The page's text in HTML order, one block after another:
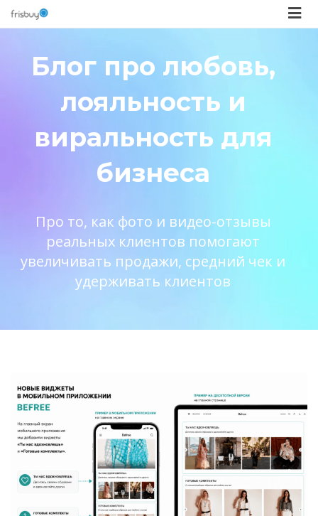
Блог про любовь,
лояльность и
виральность для
бизнеса
Про то, как фото и видео-отзывы
реальных клиентов помогают
увеличивать продажи, средний чек и
удерживать клиентов